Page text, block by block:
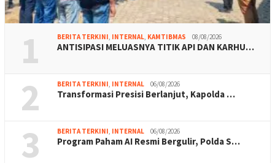
1 BERITA TERKINI, INTERNAL, KAMTIBMAS 08/08/2026
ANTISIPASI MELUASNYA TITIK API DAN KARHU…
2 BERITA TERKINI, INTERNAL 06/08/2026
Transformasi Presisi Berlanjut, Kapolda …
3 BERITA TERKINI, INTERNAL 06/08/2026
Program Paham AI Resmi Bergulir, Polda S…